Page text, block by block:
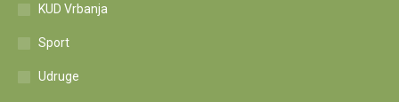
KUD Vrbanja
Sport
Udruge